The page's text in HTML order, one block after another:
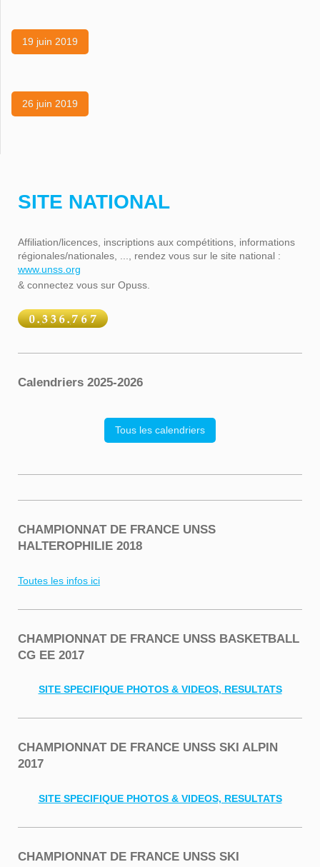
19 juin 2019
26 juin 2019
SITE NATIONAL
Affiliation/licences, inscriptions aux compétitions, informations
régionales/nationales, ..., rendez vous sur le site national :
www.unss.org
& connectez vous sur Opuss.
Calendriers 2025-2026
Tous les calendriers
CHAMPIONNAT DE FRANCE UNSS
HALTEROPHILIE 2018
Toutes les infos ici
CHAMPIONNAT DE FRANCE UNSS BASKETBALL
CG EE 2017
SITE SPECIFIQUE PHOTOS & VIDEOS, RESULTATS
CHAMPIONNAT DE FRANCE UNSS SKI ALPIN
2017
SITE SPECIFIQUE PHOTOS & VIDEOS, RESULTATS
CHAMPIONNAT DE FRANCE UNSS SKI